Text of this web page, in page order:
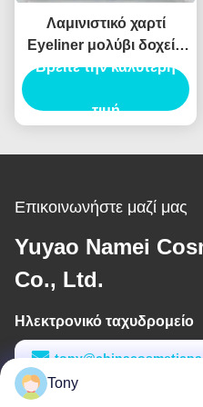
Λαμινιστικό χαρτί
Eyeliner μολύβι δοχείο
συσκευασίας σωλήνα
ενέσεις φούσκωμα
Βρείτε την καλύτερη
τιμή
Επικοινωνήστε μαζί μας
Yuyao Namei
Co., Ltd.
Ηλεκτρονικό ταχυδρομείο
Εργασιακό χρόνο
Tony